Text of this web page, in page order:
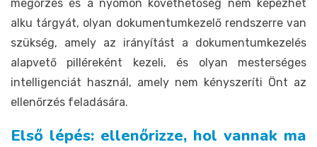
megőrzés és a nyomon követhetőség nem képezhet
alku tárgyát, olyan dokumentumkezelő rendszerre van
szükség, amely az irányítást a dokumentumkezelés
alapvető pilléreként kezeli, és olyan mesterséges
intelligenciát használ, amely nem kényszeríti Önt az
ellenőrzés feladására.
Első lépés: ellenőrizze, hol vannak ma